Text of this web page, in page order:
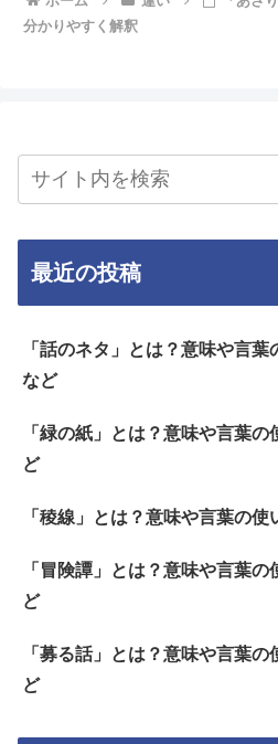
分かりやすく解釈
最近の投稿
「話のネタ」とは？意味や言
など
「緑の紙」とは？意味や言葉
ど
「稜線」とは？意味や言葉の
「冒険譚」とは？意味や言葉
ど
「募る話」とは？意味や言葉
ど